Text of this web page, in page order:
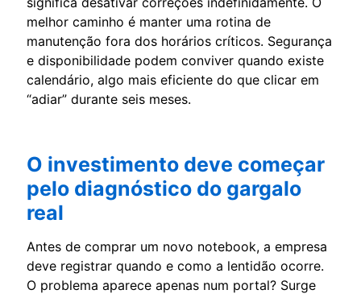
melhor caminho é manter uma rotina de
manutenção fora dos horários críticos. Segurança
e disponibilidade podem conviver quando existe
calendário, algo mais eficiente do que clicar em
“adiar” durante seis meses.
O investimento deve começar
pelo diagnóstico do gargalo
real
Antes de comprar um novo notebook, a empresa
deve registrar quando e como a lentidão ocorre.
O problema aparece apenas num portal? Surge